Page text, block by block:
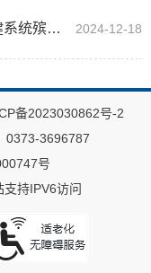
新乡市卫生健康委员会 关于全市卫健系统殡葬领域腐败乱象举报方式 2024-12-18
备2023030862号-2
0373-3696787
号
支持IPV6访问